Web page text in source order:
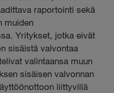
raportointi sekä
muiden
Yritykset, jotka eivät
sisäistä valvontaa
valintaansa muun
sisäisen valvonnan
liittyvillä